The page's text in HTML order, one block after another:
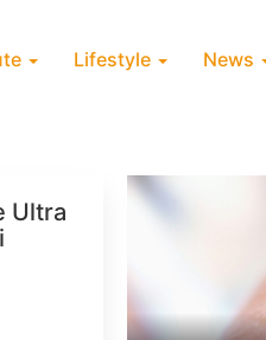
Lifestyle News
Ultra